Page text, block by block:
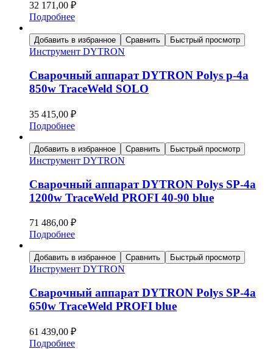
32 171,00 ₽
Подробнее
Добавить в избранное Сравнить Быстрый просмотр
Инструмент DYTRON
Сварочный аппарат DYTRON Polys p-4a
850w TraceWeld SOLO
35 415,00 ₽
Подробнее
Добавить в избранное Сравнить Быстрый просмотр
Инструмент DYTRON
Сварочный аппарат DYTRON Polys SP-4a
1200w TraceWeld PROFI 40-90 blue
71 486,00 ₽
Подробнее
Добавить в избранное Сравнить Быстрый просмотр
Инструмент DYTRON
Сварочный аппарат DYTRON Polys SP-4a
650w TraceWeld PROFI blue
61 439,00 ₽
Подробнее